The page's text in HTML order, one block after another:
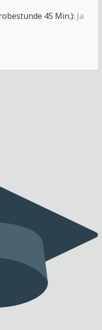
45 Min.): Ja